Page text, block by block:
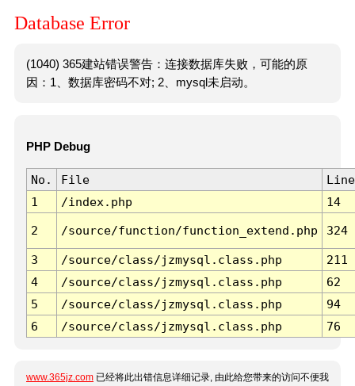
Database Error
(1040) 365建站错误警告：连接数据库失败，可能的原
因：1、数据库密码不对; 2、mysql未启动。
PHP Debug
No. File
Line
1
/index.php 14
2 /source/function/function_extend.php 324
3 /source/class/jzmysql.class.php
211
4
/source/class/jzmysql.class.php
62
5
/source/class/jzmysql.class.php
94
6
/source/class/jzmysql.class.php 76
www.365jz.com 已经将此出错信息详细记录, 由此给您带来的访问不便我